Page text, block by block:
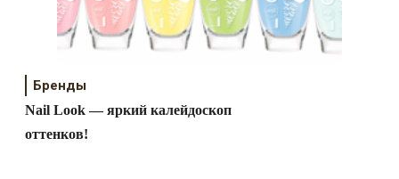
Бренды
Nail Look — яркий калейдоскоп
оттенков!